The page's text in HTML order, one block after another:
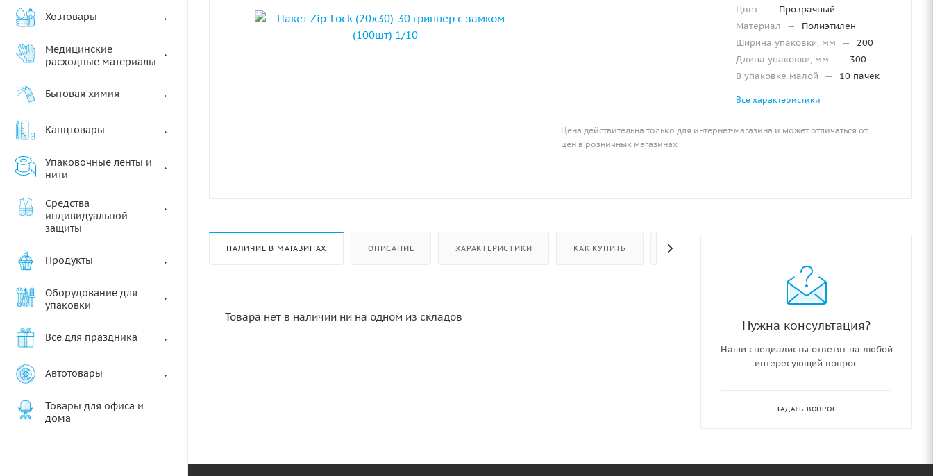
Хозтовары
Медицинские
расходные материалы
Бытовая химия
Канцтовары
Упаковочные ленты и
нити
Средства
индивидуальной
защиты
Продукты
Оборудование для
упаковки
Все для праздника
Автотовары
Товары для офиса и
дома
Цвет —
Прозрачный
Материал
—
Полиэтилен
Ширина упаковки, мм
—
200
Длина упаковки, мм
—
300
В упаковке малой
— 10 пачек
Все характеристики
Цена действительна только для интернет-магазина и может отличаться от
цен в розничных магазинах
НАЛИЧИЕ В МАГАЗИНАХ ОПИСАНИЕ ХАРАКТЕРИСТИКИ КАК КУПИТЬ ОПЛАТА
Товара нет в наличии ни на одном из складов
Нужна консультация?
Наши специалисты ответят на любой
интересующий вопрос
ЗАДАТЬ ВОПРОС